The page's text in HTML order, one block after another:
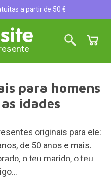
a partir de 50 €
para homens
idades
originais para ele:
de 50 anos e mais.
o teu marido, o teu